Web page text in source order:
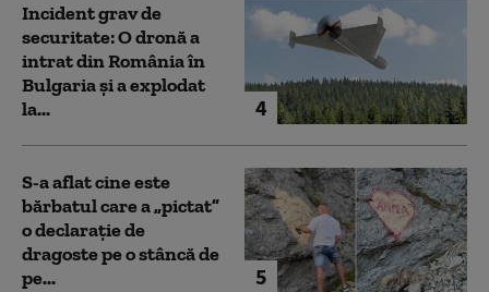
4
Incident grav de
securitate: O dronă a
intrat din România în
Bulgaria şi a explodat
la...
5
S-a aflat cine este
bărbatul care a „pictat”
o declarație de
dragoste pe o stâncă de
pe...